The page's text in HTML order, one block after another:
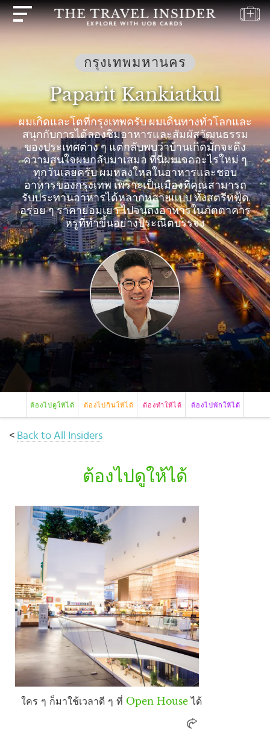
กรุงเทพมหานคร
Paparit Kankiatkul
ผมเกิดและโตที่กรุงเทพครับ ผมเดินทางทั่วโลกและ
สนุกกับการได้ลองชิมอาหารและสัมผัสวัฒนธรรม
ของประเทศต่าง ๆ แต่กลับพบว่าบ้านเกิดมักจะดึง
ความสนใจผมกลับมาเสมอ ที่นี่ผมเจออะไรใหม่ ๆ
ทุกวันเลยครับ ผมหลงใหลในอาหารและชอบ
อาหารของกรุงเทพ เพราะเป็นเมืองที่คุณสามารถ
รับประทานอาหารได้หลากหลายแบบ ทั้งสตรีทฟู้ด
อร่อย ๆ ราคาย่อมเยา ไปจนถึงอาหารในภัตตาคาร
หรูที่ทำขึ้นอย่างประณีตบรรจง
ต้องไปดูให้ได้ ต้องไปกินให้ได้ ต้องทำให้ได้ ต้องไปพักให้ได้
< Back to All Insiders
ต้องไปดูให้ได้
ใคร ๆ ก็มาใช้เวลาดี ๆ ที่ Open House ได้
แบบ
ทดสอบ
การ
เดิน
ทาง
ปลาย
ทาง
แรง
บันดาล
ใจ
ใน
การ
เดิน
เสนอ
จอง
วางแผน
Select